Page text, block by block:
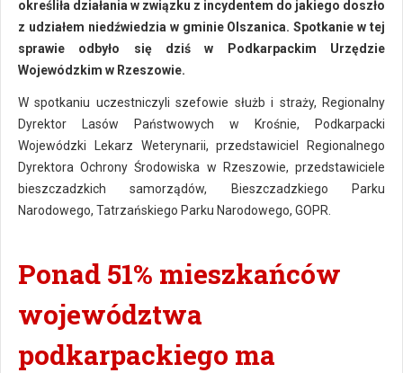
określiła działania w związku z incydentem do jakiego doszło
z udziałem niedźwiedzia w gminie Olszanica. Spotkanie w tej
sprawie odbyło się dziś w Podkarpackim Urzędzie
Wojewódzkim w Rzeszowie.
W spotkaniu uczestniczyli szefowie służb i straży, Regionalny
Dyrektor Lasów Państwowych w Krośnie, Podkarpacki
Wojewódzki Lekarz Weterynarii, przedstawiciel Regionalnego
Dyrektora Ochrony Środowiska w Rzeszowie, przedstawiciele
bieszczadzkich samorządów, Bieszczadzkiego Parku
Narodowego, Tatrzańskiego Parku Narodowego, GOPR.
Ponad 51% mieszkańców
województwa
podkarpackiego ma